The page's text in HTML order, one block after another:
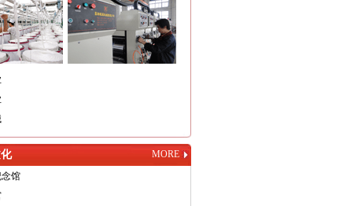
MORE
馆